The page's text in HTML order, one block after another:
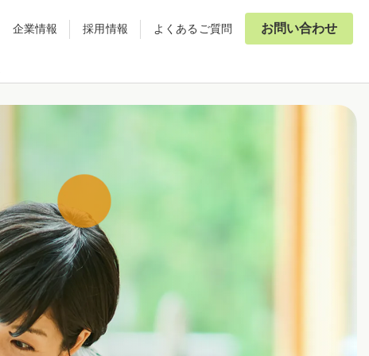
企業情報 採用情報 よくあるご質問 お問い合わせ